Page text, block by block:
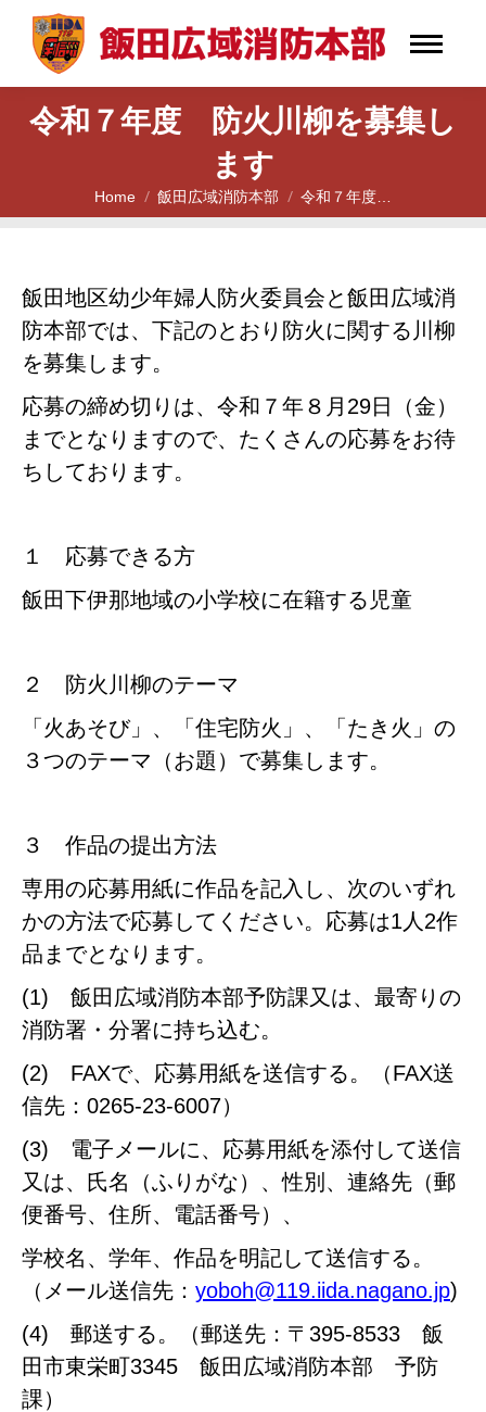
令和７年度 防火川柳を募集し
ます
You are here:
Home 飯田広域消防本部 令和７年度…
飯田地区幼少年婦人防火委員会と飯田広域消
防本部では、下記のとおり防火に関する川柳
を募集します。
応募の締め切りは、令和７年８月29日（金）
までとなりますので、たくさんの応募をお待
ちしております。
１ 応募できる方
飯田下伊那地域の小学校に在籍する児童
２ 防火川柳のテーマ
「火あそび」、「住宅防火」、「たき火」の
３つのテーマ（お題）で募集します。
３ 作品の提出方法
専用の応募用紙に作品を記入し、次のいずれ
かの方法で応募してください。応募は1人2作
品までとなります。
(1) 飯田広域消防本部予防課又は、最寄りの
消防署・分署に持ち込む。
(2) FAXで、応募用紙を送信する。（FAX送
信先：0265-23-6007）
(3) 電子メールに、応募用紙を添付して送信
又は、氏名（ふりがな）、性別、連絡先（郵
便番号、住所、電話番号）、
学校名、学年、作品を明記して送信する。
（メール送信先： yoboh@119.iida.nagano.jp)
(4) 郵送する。（郵送先：〒395-8533 飯
田市東栄町3345 飯田広域消防本部 予防
課）